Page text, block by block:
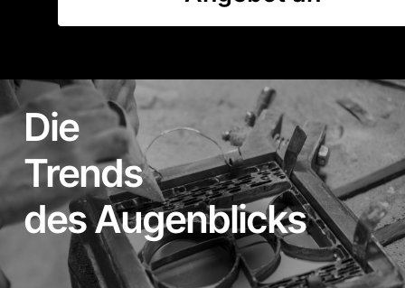
Die
Trends
des Augenblicks